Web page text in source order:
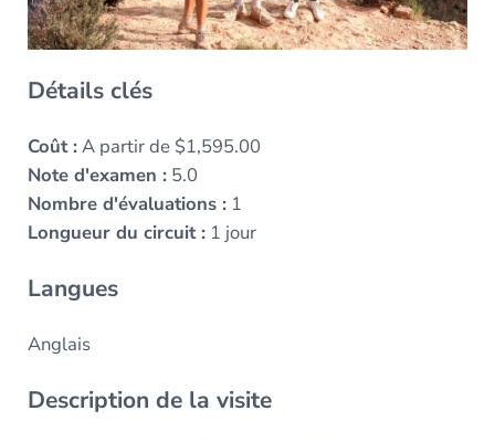
Détails clés
Coût :A partir de $1,595.00
Note d'examen :5.0
Nombre d'évaluations :1
Longueur du circuit :1 jour
Langues
Anglais
Description de la visite